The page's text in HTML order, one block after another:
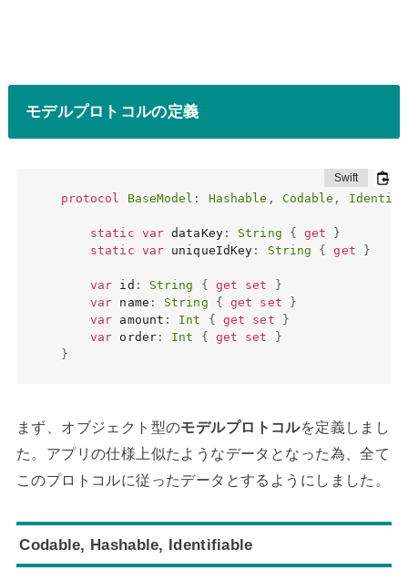
モデルプロトコルの定義
protocol BaseModel : Hashable , Codable ,
static var dataKey: String { get
}
static var uniqueIdKey : String { get }
var id : String { get set
}
var name : String { get set
}
var amount : Int { get set
}
var order: Int { get set
}
}
まず、オブジェクト型のモデルプロトコルを定義しまし
た。アプリの仕様上似たようなデータとなった為、全て
このプロトコルに従ったデータとするようにしました。
Codable, Hashable, Identifiable